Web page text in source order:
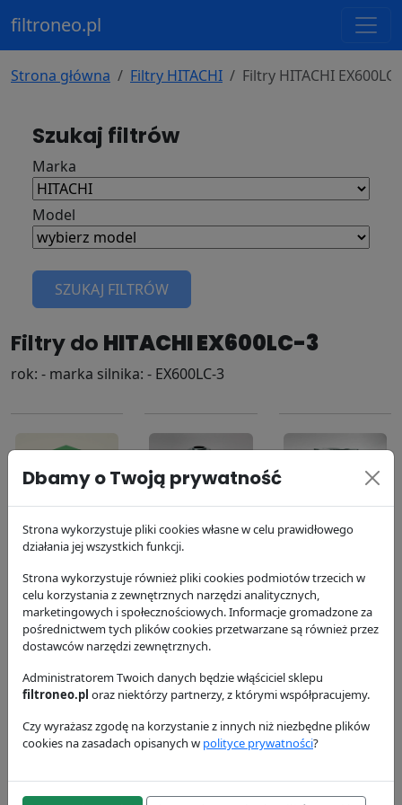
filtroneo.pl
Strona główna Filtry HITACHI Filtry HITACHI
Szukaj filtrów
Marka
Model
SZUKAJ FILTRÓW
Filtry do HITACHI EX600LC-3
rok: - marka silnika: - EX600LC-3
Filtr powietrza
P127313
Donaldson
237.14 zł
Filtr
hydrauliczny
P173238
Donaldson
89.47 zł
Filtr powietrza
Donaldson
300.18 zł
chłodzenia
P553000
P558000
Dbamy o Twoją prywatność
Strona wykorzystuje pliki cookies własne w celu prawidłowego
działania jej wszystkich funkcji.
Strona wykorzystuje również pliki cookies podmiotów trzecich w
celu korzystania z zewnętrznych narzędzi analitycznych,
marketingowych i społecznościowych. Informacje gromadzone za
pośrednictwem tych plików cookies przetwarzane są również przez
dostawców narzędzi zewnętrznych.
Administratorem Twoich danych będzie włąściciel sklepu
filtroneo.pl oraz niektórzy partnerzy, z którymi współpracujemy.
Czy wyrażasz zgodę na korzystanie z innych niż niezbędne plików
cookies na zasadach opisanych w polityce prywatności?